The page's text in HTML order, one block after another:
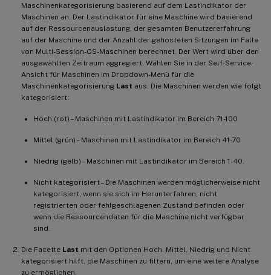
Maschinenkategorisierung basierend auf dem Lastindikator der
Maschinen an. Der Lastindikator für eine Maschine wird basierend
auf der Ressourcenauslastung, der gesamten Benutzererfahrung
auf der Maschine und der Anzahl der gehosteten Sitzungen im Falle
von Multi-Session-OS-Maschinen berechnet. Der Wert wird über den
ausgewählten Zeitraum aggregiert. Wählen Sie in der Self-Service-
Ansicht für Maschinen im Dropdown-Menü für die
Maschinenkategorisierung Last aus. Die Maschinen werden wie folgt
kategorisiert:
Hoch (rot) – Maschinen mit Lastindikator im Bereich 71-100
Mittel (grün) – Maschinen mit Lastindikator im Bereich 41-70
Niedrig (gelb) – Maschinen mit Lastindikator im Bereich 1-40.
Nicht kategorisiert – Die Maschinen werden möglicherweise nicht
kategorisiert, wenn sie sich im Herunterfahren, nicht
registrierten oder fehlgeschlagenen Zustand befinden oder
wenn die Ressourcendaten für die Maschine nicht verfügbar
sind.
Die Facette Last mit den Optionen Hoch, Mittel, Niedrig und Nicht
kategorisiert hilft, die Maschinen zu filtern, um eine weitere Analyse
zu ermöglichen.